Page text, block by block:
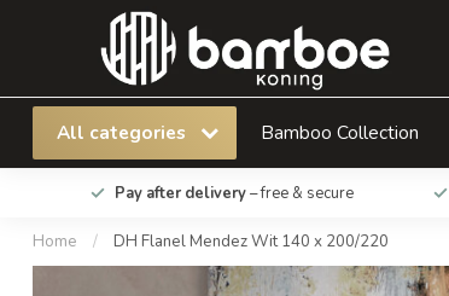
All categories Bamboo Collection
Pay after delivery– free & secure
Home / DH Flanel Mendez Wit 140 x 200/220
DH Flanel Mendez Wit 140 x 200/220